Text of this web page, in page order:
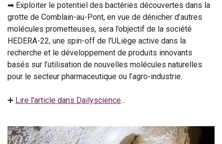
➡ Exploiter le potentiel des bactéries découvertes dans la
grotte de Comblain-au-Pont, en vue de dénicher d’autres
molécules prometteuses, sera l’objectif de la société
HEDERA-22, une spin-off de l’ULiège active dans la
recherche et le développement de produits innovants
basés sur l’utilisation de nouvelles molécules naturelles
pour le secteur pharmaceutique ou l’agro-industrie.
➕ Lire l'article dans Dailyscience...